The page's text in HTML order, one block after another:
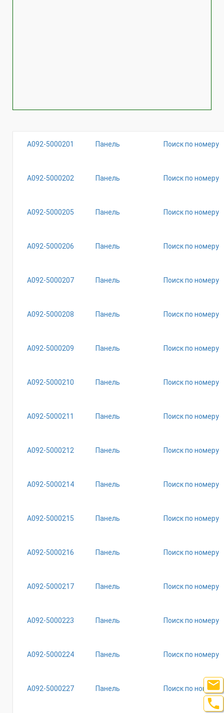
А092-5000201 Панель Поиск по номеру
А092-5000202 Панель Поиск по номеру
А092-5000205 Панель Поиск по номеру
А092-5000206 Панель Поиск по номеру
А092-5000207 Панель Поиск по номеру
А092-5000208 Панель Поиск по номеру
А092-5000209 Панель Поиск по номеру
А092-5000210 Панель Поиск по номеру
А092-5000211 Панель Поиск по номеру
А092-5000212 Панель Поиск по номеру
А092-5000214 Панель Поиск по номеру
А092-5000215 Панель Поиск по номеру
А092-5000216 Панель Поиск по номеру
А092-5000217 Панель Поиск по номеру
А092-5000223 Панель Поиск по номеру
А092-5000224 Панель Поиск по номеру
А092-5000227 Панель Поиск по номеру

